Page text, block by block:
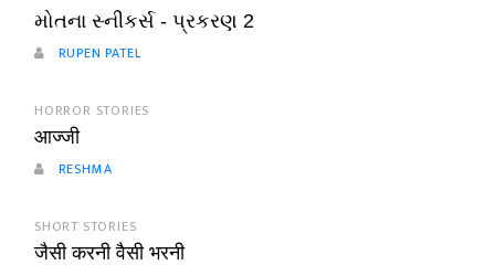
મોતના સ્નીકર્સ - પ્રકરણ 2
RUPEN PATEL
HORROR STORIES
आज्जी
RESHMA
SHORT STORIES
जैसी करनी वैसी भरनी